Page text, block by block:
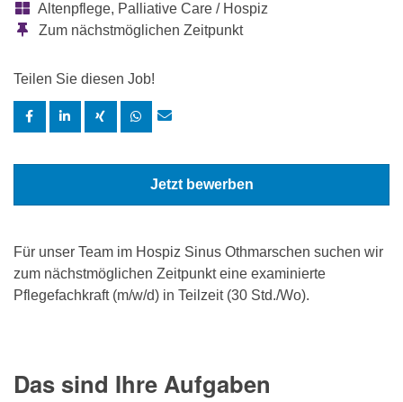
Altenpflege, Palliative Care / Hospiz
Zum nächstmöglichen Zeitpunkt
Teilen Sie diesen Job!
Jetzt bewerben
Für unser Team im Hospiz Sinus Othmarschen suchen wir
zum nächstmöglichen Zeitpunkt eine examinierte
Pflegefachkraft (m/w/d) in Teilzeit (30 Std./Wo).
Das sind Ihre Aufgaben